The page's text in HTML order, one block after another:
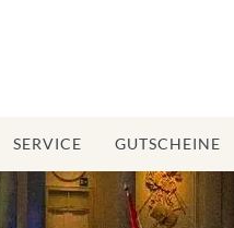
SERVICE GUTSCHEINE